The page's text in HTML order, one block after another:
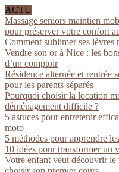
ACTU
Massage seniors maintien
pour préserver votre confort
Comment sublimer ses lèvres
Vendre son or à Nice : les
d’un comptoir
Résidence alternée et rentrée
pour les parents séparés
Pourquoi choisir la location
déménagement difficile ?
5 astuces pour entretenir
moto
5 méthodes pour apprendre
10 idées pour transformer un
Votre enfant veut découvrir